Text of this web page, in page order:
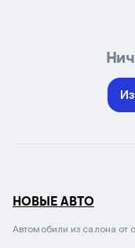
НОВЫЕ АВТО
Автомобили из салона от